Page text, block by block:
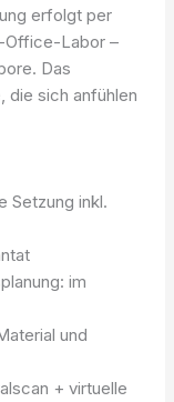
erfolgt per
Office-Labor –
Das
die sich anfühlen
Setzung inkl.
im
und
+ virtuelle